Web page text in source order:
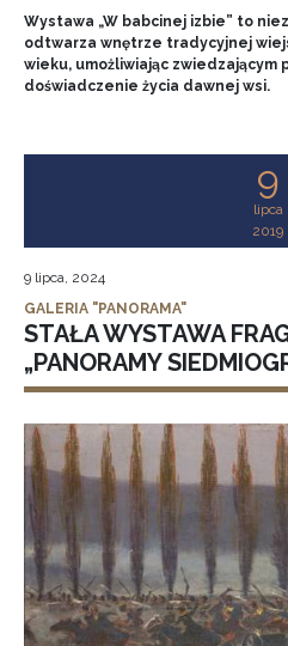
Wystawa „W babcinej izbie” to
odtwarza wnętrze tradycyjnej
wieku, umożliwiając zwiedzającym
doświadczenie życia dawnej wsi.
9
lipca
2019
9 lipca, 2024
GALERIA "PANORAMA"
STAŁA WYSTAWA
„PANORAMY